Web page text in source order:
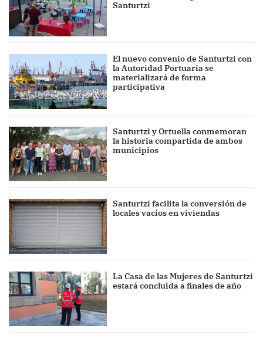
Santurtzi
El nuevo convenio de Santurtzi con
la Autoridad Portuaria se
materializará de forma
participativa
Santurtzi y Ortuella conmemoran
la historia compartida de ambos
municipios
Santurtzi facilita la conversión de
locales vacíos en viviendas
La Casa de las Mujeres de Santurtzi
estará concluida a finales de año